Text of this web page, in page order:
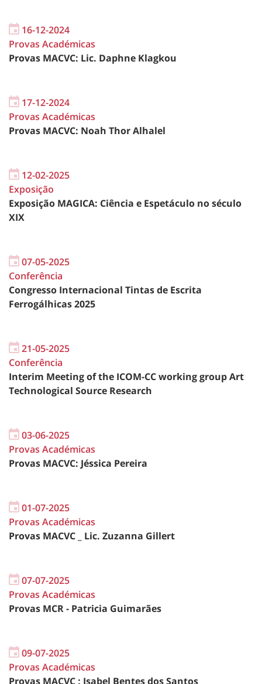
16-12-2024
Provas Académicas
Provas MACVC: Lic. Daphne Klagkou
17-12-2024
Provas Académicas
Provas MACVC: Noah Thor Alhalel
12-02-2025
Exposição
Exposição MAGICA: Ciência e Espetáculo no século
XIX
07-05-2025
Conferência
Congresso Internacional Tintas de Escrita
Ferrogálhicas 2025
21-05-2025
Conferência
Interim Meeting of the ICOM-CC working group Art
Technological Source Research
03-06-2025
Provas Académicas
Provas MACVC: Jéssica Pereira
01-07-2025
Provas Académicas
Provas MACVC _ Lic. Zuzanna Gillert
07-07-2025
Provas Académicas
Provas MCR - Patricia Guimarães
09-07-2025
Provas Académicas
Provas MACVC : Isabel Bentes dos Santos